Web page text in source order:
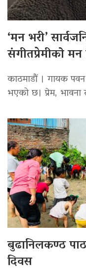
‘मन भरी’
संगीतप्रेमीको मन
काठमाडौं । गायक पवन
भएको छ। प्रेम, भावना
बुढानिलकण्ठ
दिवस